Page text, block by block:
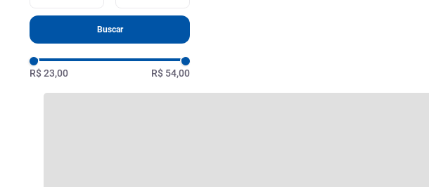
Buscar
R$ 23,00 R$ 54,00